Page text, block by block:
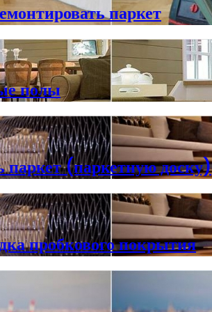
паркет
полы
(паркетную доску)
пробкового покрытия